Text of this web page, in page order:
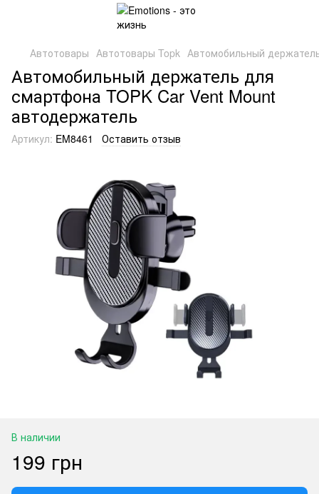
Автотовары Автотовары Topk Автомобильный
Автомобильный держатель для
смартфона TOPK Car Vent Mount
автодержатель
Артикул: EM8461 Оставить отзыв
В наличии
199 грн